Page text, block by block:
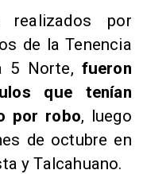
realizados por
de la Tenencia
5 Norte, fueron
que tenían
por robo, luego
de octubre en
y Talcahuano.